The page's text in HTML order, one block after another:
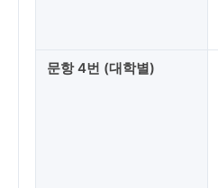
문항 4번 (대학별)